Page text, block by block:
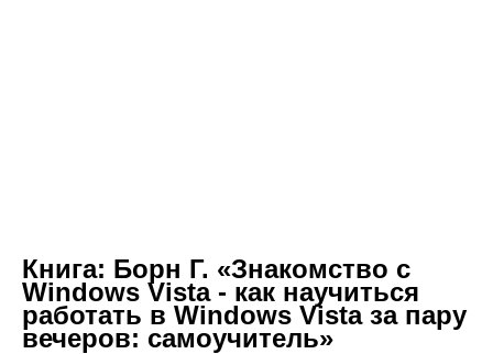
Книга: Борн Г. «Знакомство с
Windows Vista - как научиться
работать в Windows Vista за пару
вечеров: самоучитель»